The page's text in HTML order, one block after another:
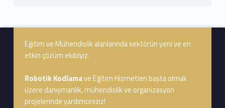
Footer info sidebar
Eğitim ve Mühendislik alanlarında sektörün yeni ve en
etkin çözüm ekibiyiz.
Robotik Kodlamave Eğitim Hizmetleri başta olmak
üzere danışmanlık, mühendislik ve organizasyon
projelerinde yardımcınızız!